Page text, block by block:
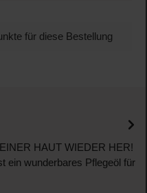
für diese Bestellung
HAUT WIEDER HER!
ein wunderbares Pflegeöl für